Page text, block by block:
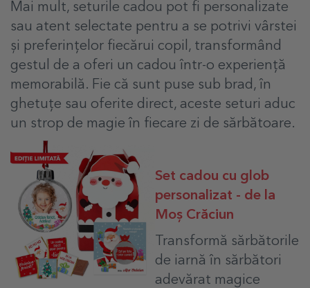
Mai mult, seturile cadou pot fi personalizate
sau atent selectate pentru a se potrivi vârstei
și preferințelor fiecărui copil, transformând
gestul de a oferi un cadou într-o experiență
memorabilă. Fie că sunt puse sub brad, în
ghetuțe sau oferite direct, aceste seturi aduc
un strop de magie în fiecare zi de sărbătoare.
Set cadou cu glob
personalizat - de la
Moș Crăciun
Transformă sărbătorile
de iarnă în sărbători
adevărat magice